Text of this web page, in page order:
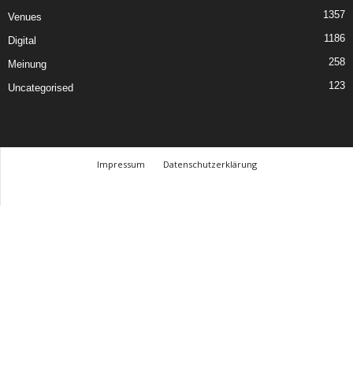
Venues 1357
Digital 1186
Meinung 258
Uncategorised 123
Impressum
Datenschutzerklärung